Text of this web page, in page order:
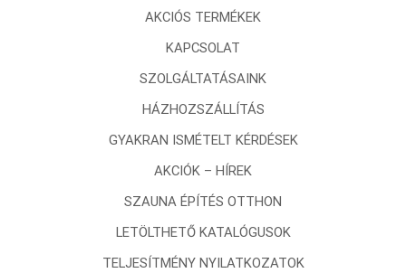
AKCIÓS TERMÉKEK
KAPCSOLAT
SZOLGÁLTATÁSAINK
HÁZHOZSZÁLLÍTÁS
GYAKRAN ISMÉTELT KÉRDÉSEK
AKCIÓK – HÍREK
SZAUNA ÉPÍTÉS OTTHON
LETÖLTHETŐ KATALÓGUSOK
TELJESÍTMÉNY NYILATKOZATOK